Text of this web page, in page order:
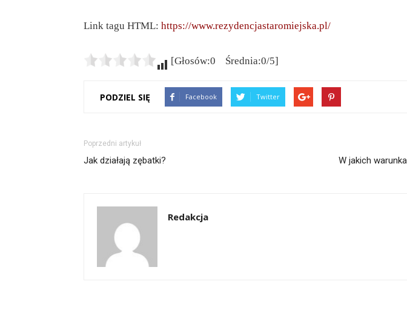
Link tagu HTML: https://www.rezydencjastaromiejska.pl/
[Głosów:0 Średnia:0/5]
PODZIEL SIĘ Facebook Twitter
Poprzedni artykuł
Jak działają zębatki? W jakich
Redakcja